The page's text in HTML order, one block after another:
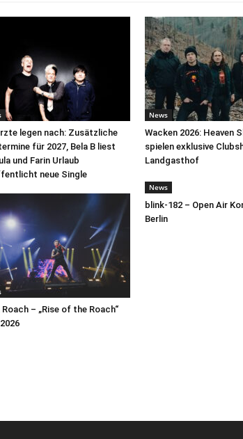
legen nach: Zusätzliche
für 2027, Bela B liest
und Farin Urlaub
neue Single
News
Wacken 2026: Heaven
spielen exklusive
Landgasthof
Roach – „Rise of the Roach“
News
blink-182 – Open Air
Berlin